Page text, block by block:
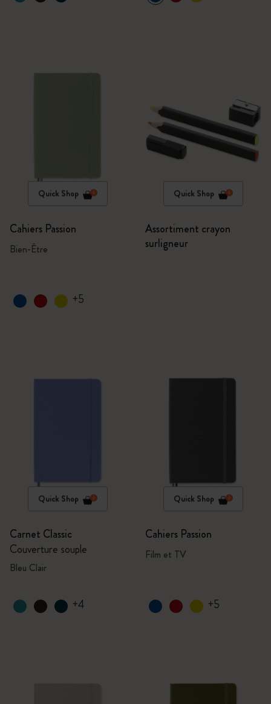
Quick Shop
Cahiers Passion
Bien-Être
+5
Quick Shop
Assortiment crayon
surligneur
Quick Shop
Carnet Classic
Couverture souple
Bleu Clair
+4
Quick Shop
Cahiers Passion
Film et TV
+5